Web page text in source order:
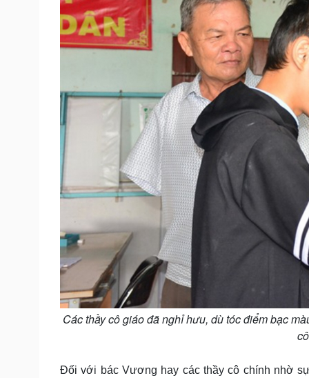
Các thầy cô giáo đã nghỉ hưu, dù tóc điểm bạc
Đối với bác Vương hay các thầy cô chính nhờ